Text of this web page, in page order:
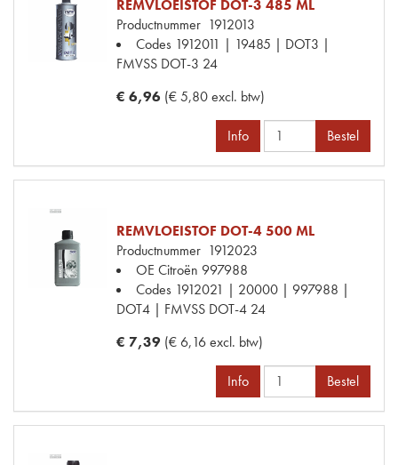
REMVLOEISTOF DOT-3 485 ML
Productnummer 1912013
Codes 1912011 | 19485 | DOT3 |
FMVSS DOT-3 24
€ 6,96 (€ 5,80 excl. btw)
Info Bestel
REMVLOEISTOF DOT-4 500 ML
Productnummer 1912023
OE Citroën 997988
Codes 1912021 | 20000 | 997988 |
DOT4 | FMVSS DOT-4 24
€ 7,39 (€ 6,16 excl. btw)
Info Bestel